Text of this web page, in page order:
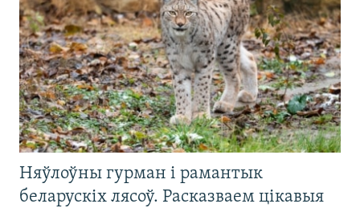
Няўлоўны гурман і рамантык
беларускіх лясоў. Расказваем цікавыя